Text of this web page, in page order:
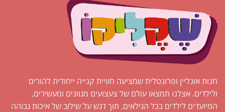
חנות אונליין ופרונטלית שמציעה חוויית קנייה ייחודית להורים
ולילדים. אצלנו תמצאו עולם של צעצועים מגוונים ומעשירים,
המיועדים לילדים בכל הגילאים, תוך דגש על שילוב של איכות גבוהה